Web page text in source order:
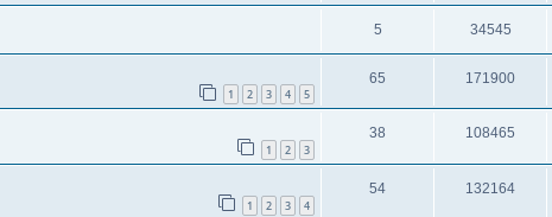
5 34545
1 2 3 4 5
65 171900
1 2 3
38 108465
1 2 3 4
54 132164